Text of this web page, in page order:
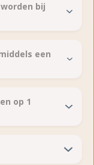
bij
een
op 1